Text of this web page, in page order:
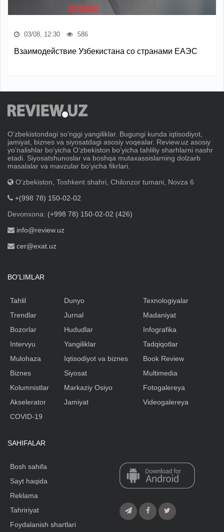
03/08, 12:30 586
Взаимодействие Узбекистана со странами ЕАЭС
Oʼzbekistondagi soʼnggi yangiliklar. Bugungi kunda iqtisodiyot,
jamiyat, biznes va siyosatdagi asosiy voqealar. Review.uz asosiy
yoʼnalishlar boʼyicha Oʼzbekiston boʼyicha tahliliy sharhlarni nashr
etadi. Siyosatshunoslar va boshqa mutaxassislarning dolzarb
masalalar va mavzular boʼyicha fikrlari.
O'zbekiston, Toshkent shahri, Chilonzor tumani, Novza 6
+(998 78) 150-02-02
Devonxona: (+998 78) 150-02-02 (426)
info@review.uz
cer@exat.uz
BO'LIMLAR
Tahlil
Trendlar
Bozorlar
Intervyu
Mulohaza
Biznes
Kolumnistlar
Akselerator
Dunyo
Jurnal
Hududlar
Yangiliklar
Iqtisodiyot va biznes
Siyosat
Markaziy Osiyo
Jamiyat
Texnologiyalar
Madaniyat
Infografika
Tadqiqotlar
Book Review
Multimedia
Fotogalereya
Videogalereya
COVID-19
SAHIFALAR
Bosh sahifa
Sayt haqida
Reklama
Tahririyat
Foydalanish shartlari